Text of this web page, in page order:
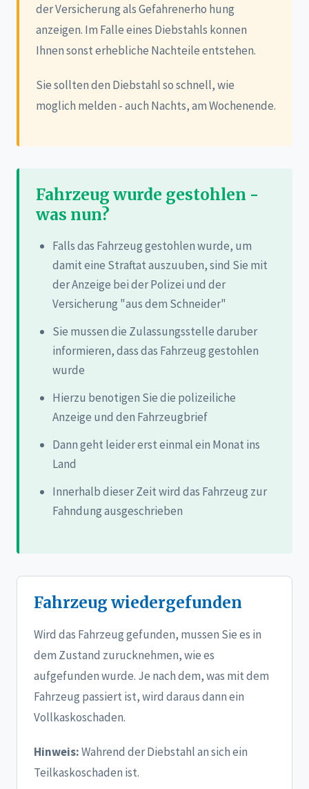
der Versicherung als Gefahrenerho hung
anzeigen. Im Falle eines Diebstahls konnen
Ihnen sonst erhebliche Nachteile entstehen.
Sie sollten den Diebstahl so schnell, wie
moglich melden - auch Nachts, am Wochenende.
Fahrzeug wurde gestohlen -
was nun?
Falls das Fahrzeug gestohlen wurde, um
damit eine Straftat auszuuben, sind Sie mit
der Anzeige bei der Polizei und der
Versicherung "aus dem Schneider"
Sie mussen die Zulassungsstelle daruber
informieren, dass das Fahrzeug gestohlen
wurde
Hierzu benotigen Sie die polizeiliche
Anzeige und den Fahrzeugbrief
Dann geht leider erst einmal ein Monat ins
Land
Innerhalb dieser Zeit wird das Fahrzeug zur
Fahndung ausgeschrieben
Fahrzeug wiedergefunden
Wird das Fahrzeug gefunden, mussen Sie es in
dem Zustand zurucknehmen, wie es
aufgefunden wurde. Je nach dem, was mit dem
Fahrzeug passiert ist, wird daraus dann ein
Vollkaskoschaden.
Hinweis:Wahrend der Diebstahl an sich ein
Teilkaskoschaden ist.